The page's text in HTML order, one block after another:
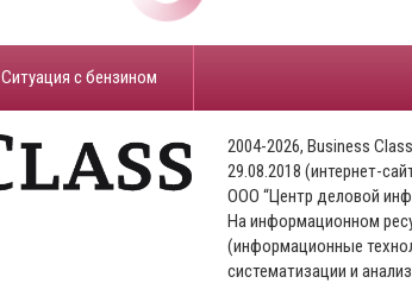
​Ситуация с бензином
2004-2026, Business
29.08.2018 (интернет-
ООО “Центр деловой
На информационном
(информационные
систематизации и